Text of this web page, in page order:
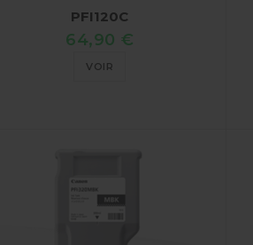
PFI120C
64,90 €
VOIR